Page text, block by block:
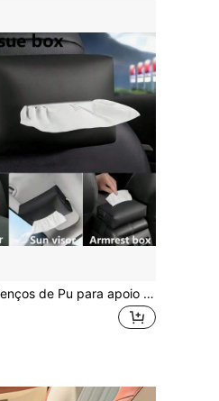
Caixa de lenços de Pu para apoio de braço de carro, porta-lenços montado no assento, bolsa de lenços de uso duplo para carro e casa, caixa de lenços de papel montada na viseira, organizador de carro (lenços de papel não incluídos)